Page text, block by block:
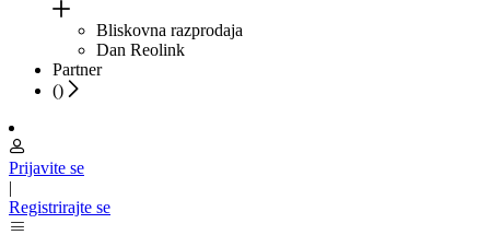
Bliskovna razprodaja
Dan Reolink
Partner
()
Prijavite se
|
Registrirajte se